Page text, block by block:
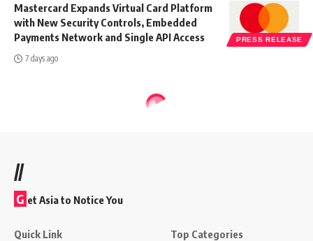
PRESS RELEASE
Mastercard Expands Virtual Card Platform
with New Security Controls, Embedded
Payments Network and Single API Access
7 days ago
//
G et Asia to Notice You
Quick Link Top Categories